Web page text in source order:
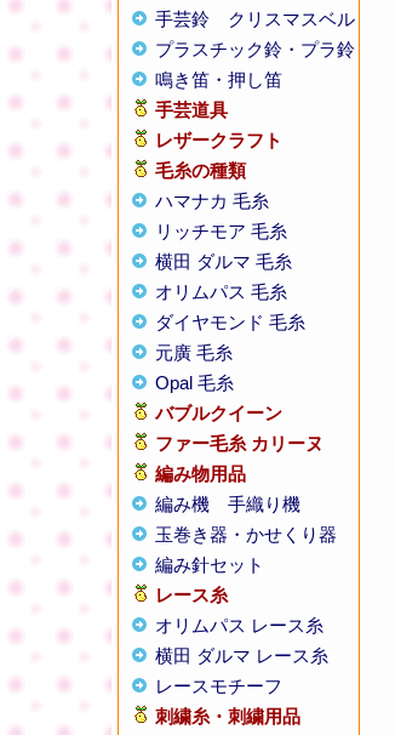
手芸鈴
クリスマスベル
プラスチック鈴・プラ鈴
鳴き笛・押し笛
手芸道具
レザークラフト
毛糸の種類
ハマナカ 毛糸
リッチモア 毛糸
横田 ダルマ 毛糸
オリムパス 毛糸
ダイヤモンド 毛糸
元廣 毛糸
Opal 毛糸
バブルクイーン
ファー毛糸 カリーヌ
編み物用品
編み機
手織り機
玉巻き器・かせくり器
編み針セット
レース糸
オリムパス レース糸
横田 ダルマ レース糸
レースモチーフ
刺繍糸・刺繍用品